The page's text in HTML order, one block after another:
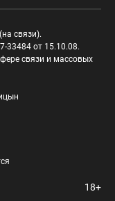
связи).
33484 от 15.10.08.
связи и массовых
18+